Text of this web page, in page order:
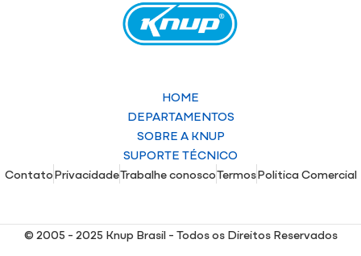
HOME
DEPARTAMENTOS
SOBRE A KNUP
SUPORTE TÉCNICO
ContatoPrivacidadeTrabalhe conoscoTermosPolitica Comercial
© 2005 - 2025 Knup Brasil - Todos os Direitos Reservados